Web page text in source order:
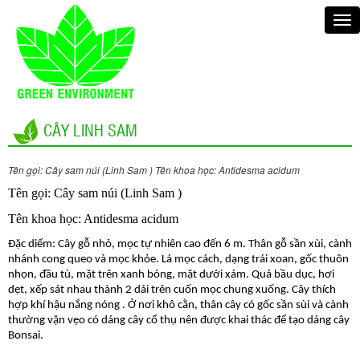
CÂY LINH SAM
Tên gọi: Cây sam núi (Linh Sam ) Tên khoa học: Antidesma acidum
Tên gọi: Cây sam núi (Linh Sam )
Tên khoa học: Antidesma acidum
Đặc diểm: Cây gỗ nhỏ, mọc tự nhiên cao đến 6 m. Thân gỗ sần xùi, cành
nhánh cong queo và mọc khỏe. Lá mọc cách, dạng trái xoan, gốc thuôn
nhọn, đầu tù, mặt trên xanh bóng, mặt dưới xám. Quả bầu dục, hơi
dẹt, xếp sát nhau thành 2 dải trên cuốn mọc chung xuống. Cây thích
hợp khí hậu nắng nóng . Ở nơi khô cằn, thân cây có gốc sần sùi và cành
thường vặn vẹo có dáng cây cổ thụ nên được khai thác để tạo dáng cây
Bonsai.